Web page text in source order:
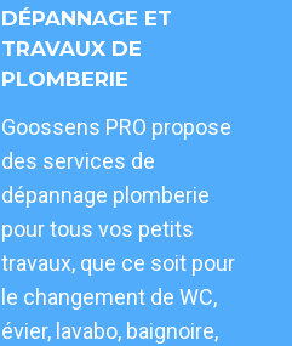
DÉPANNAGE ET
TRAVAUX DE
PLOMBERIE
Goossens PRO propose
des services de
dépannage plomberie
pour tous vos petits
travaux, que ce soit pour
le changement de WC,
évier, lavabo, baignoire,